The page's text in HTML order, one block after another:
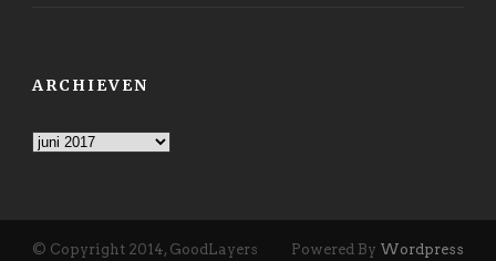
ARCHIEVEN
Archieven
© Copyright 2014, GoodLayers Powered By Wordpress